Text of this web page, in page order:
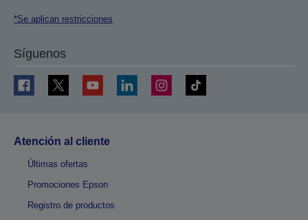
*Se aplican restricciones
Síguenos
Atención al cliente
Últimas ofertas
Promociones Epson
Registro de productos